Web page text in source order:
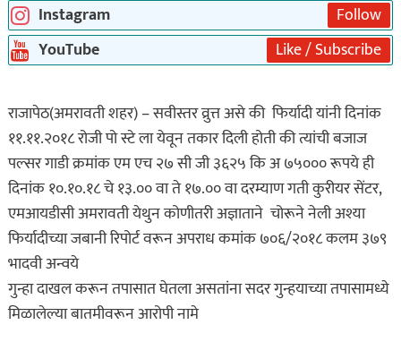
Instagram
Follow
YouTube
Like / Subscribe
राजापेठ(अमरावती शहर) – सवीस्तर व्रुत्त असे की फिर्यादी यांनी दिनांक
११.११.२०१८ रोजी पो स्टे ला येवून तकार दिली होती की त्यांची बजाज
पल्सर गाडी क्रमांक एम एच २७ सी जी ३६२५ कि अ ७५००० रूपये ही
दिनांक १०.१०.१८ चे १३.०० वा ते १७.०० वा दरम्याण गती कुरीयर सेंटर,
एमआयडीसी अमरावती येथुन कोणीतरी अज्ञाताने चोरूने नेली अश्या
फिर्यादीच्या जबानी रिपोर्ट वरून अपराध कमांक ७०६/२०१८ कलम ३७९
भादवी अन्वये
गुन्हा दाखल करून तपासात घेतला असतांना सदर गुन्हयाच्या तपासामध्ये
मिळालेल्या बातमीवरून आरोपी नामे